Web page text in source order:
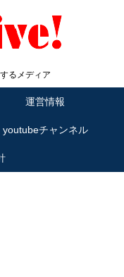
るメディア
運営情報
youtubeチャンネル